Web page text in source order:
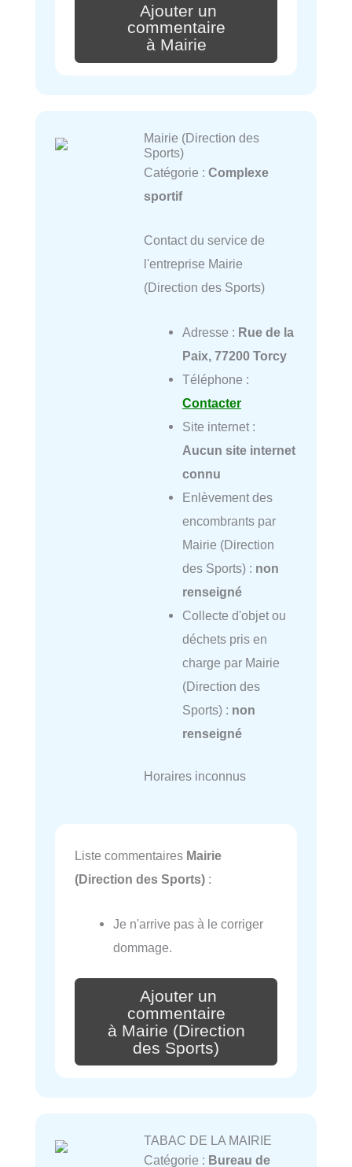
Ajouter un
commentaire
à Mairie
Mairie (Direction des
Sports)
Catégorie : Complexe
sportif
Contact du service de
l'entreprise Mairie
(Direction des Sports)
Adresse : Rue de la
Paix, 77200 Torcy
Téléphone :
Contacter
Site internet :
Aucun site internet
connu
Enlèvement des
encombrants par
Mairie (Direction
des Sports) : non
renseigné
Collecte d'objet ou
déchets pris en
charge par Mairie
(Direction des
Sports) : non
renseigné
Horaires inconnus
Liste commentaires Mairie
(Direction des Sports) :
Je n'arrive pas à le corriger
dommage.
Ajouter un
commentaire
à Mairie (Direction
des Sports)
TABAC DE LA MAIRIE
Catégorie : Bureau de